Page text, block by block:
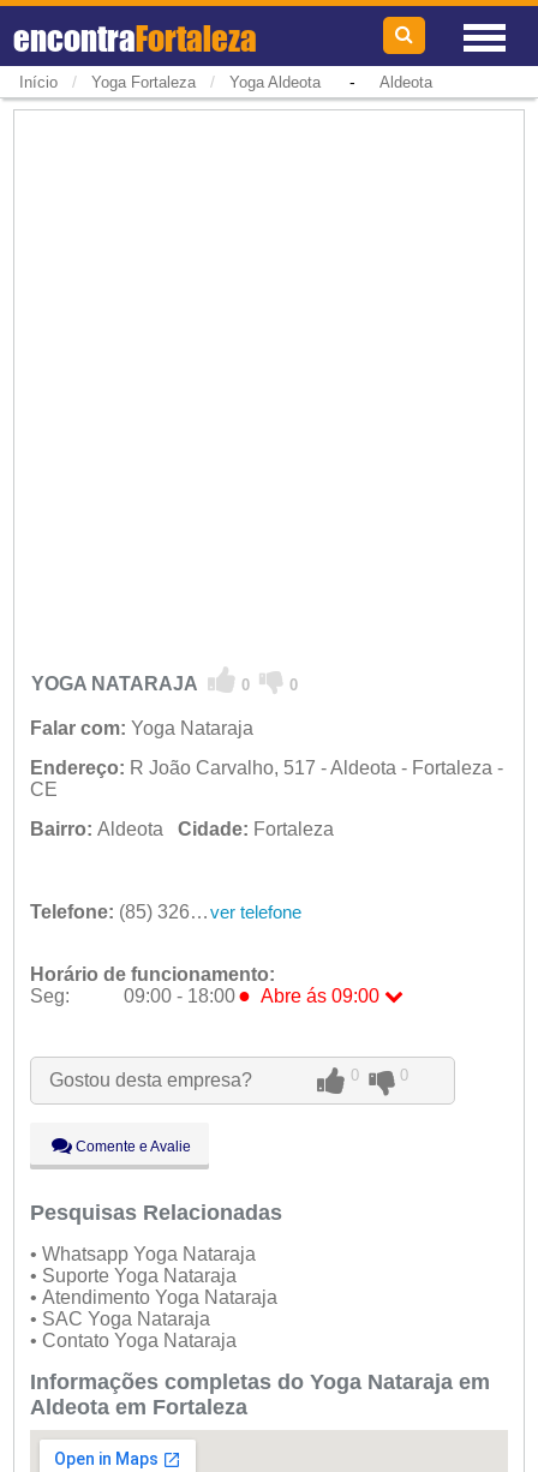
encontraFortaleza
Início / Yoga Fortaleza / Yoga Aldeota- Aldeota
YOGA NATARAJA 0 0
Falar com: Yoga Nataraja
Endereço: R João Carvalho, 517 - Aldeota - Fortaleza -
CE
Bairro: Aldeota Cidade: Fortaleza
Telefone: (85) 3264-2056 ver telefone
Horário de funcionamento:
Seg:
09:00 - 18:00 ● Abre ás 09:00
Qua:
09:00 - 18:00
Qui:
09:00 - 18:00
Sáb:
Dom:
Fechado
Gostou desta empresa? 0 0
Comente e Avalie
Pesquisas Relacionadas
• Whatsapp Yoga Nataraja
• Suporte Yoga Nataraja
• Atendimento Yoga Nataraja
• SAC Yoga Nataraja
• Contato Yoga Nataraja
Informações completas do Yoga Nataraja em
Aldeota em Fortaleza